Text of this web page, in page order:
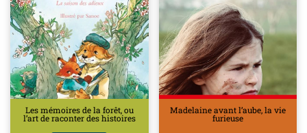
Les mémoires de la forêt, ou
l’art de raconter des histoires
Madelaine avant l’aube, la vie
furieuse